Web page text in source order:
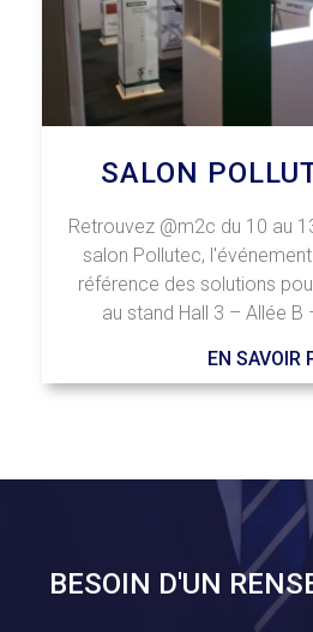
SALON
Retrouvez @m2c du 10 au
salon Pollutec,
référence des solutions
au stand Hall 3 – Allée B
EN SAVOIR
BESOIN D'UN